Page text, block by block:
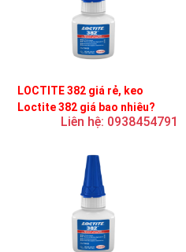
LOCTITE 382 giá rẻ, keo
Loctite 382 giá bao nhiêu?
Liên hệ: 0938454791